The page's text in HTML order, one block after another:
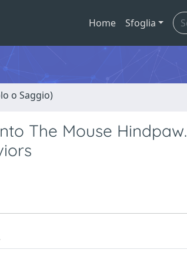
Home Sfoglia
o Saggio)
The Mouse Hindpaw.